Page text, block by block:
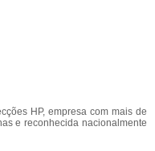
HP, empresa com mais de
e reconhecida nacionalmente